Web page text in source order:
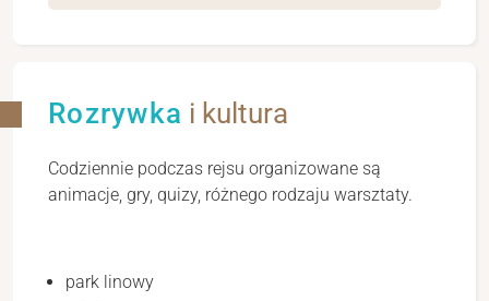
Rozrywka i kultura
Codziennie podczas rejsu organizowane są
animacje, gry, quizy, różnego rodzaju warsztaty.
park linowy